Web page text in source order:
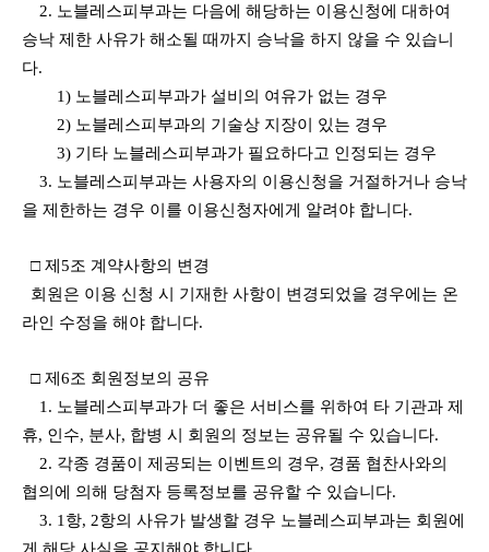
2. 노블레스피부과는 다음에 해당하는 이용신청에 대하여
승낙 제한 사유가 해소될 때까지 승낙을 하지 않을 수 있습니
다.
1) 노블레스피부과가 설비의 여유가 없는 경우
2) 노블레스피부과의 기술상 지장이 있는 경우
3) 기타 노블레스피부과가 필요하다고 인정되는 경우
3. 노블레스피부과는 사용자의 이용신청을 거절하거나 승낙
을 제한하는 경우 이를 이용신청자에게 알려야 합니다.
□ 제5조 계약사항의 변경
회원은 이용 신청 시 기재한 사항이 변경되었을 경우에는 온
라인 수정을 해야 합니다.
□ 제6조 회원정보의 공유
1. 노블레스피부과가 더 좋은 서비스를 위하여 타 기관과 제
휴, 인수, 분사, 합병 시 회원의 정보는 공유될 수 있습니다.
2. 각종 경품이 제공되는 이벤트의 경우, 경품 협찬사와의
협의에 의해 당첨자 등록정보를 공유할 수 있습니다.
3. 1항, 2항의 사유가 발생할 경우 노블레스피부과는 회원에